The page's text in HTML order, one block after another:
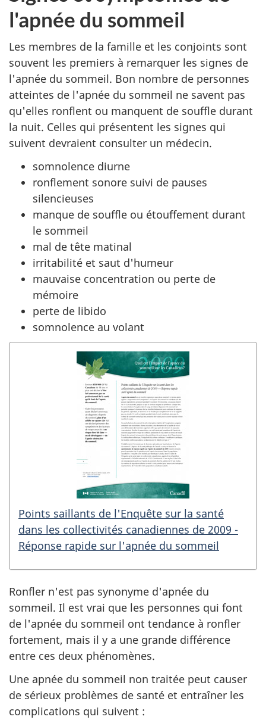
l'apnée du sommeil
Les membres de la famille et les conjoints sont
souvent les premiers à remarquer les signes de
l'apnée du sommeil. Bon nombre de personnes
atteintes de l'apnée du sommeil ne savent pas
qu'elles ronflent ou manquent de souffle durant
la nuit. Celles qui présentent les signes qui
suivent devraient consulter un médecin.
somnolence diurne
ronflement sonore suivi de pauses
silencieuses
manque de souffle ou étouffement durant
le sommeil
mal de tête matinal
irritabilité et saut d'humeur
mauvaise concentration ou perte de
mémoire
perte de libido
somnolence au volant
Points saillants de l'Enquête sur la santé
dans les collectivités canadiennes de 2009 -
Réponse rapide sur l'apnée du sommeil
Ronfler n'est pas synonyme d'apnée du
sommeil. Il est vrai que les personnes qui font
de l'apnée du sommeil ont tendance à ronfler
fortement, mais il y a une grande différence
entre ces deux phénomènes.
Une apnée du sommeil non traitée peut causer
de sérieux problèmes de santé et entraîner les
complications qui suivent :